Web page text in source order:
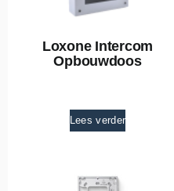
Loxone Intercom
Opbouwdoos
Lees verder